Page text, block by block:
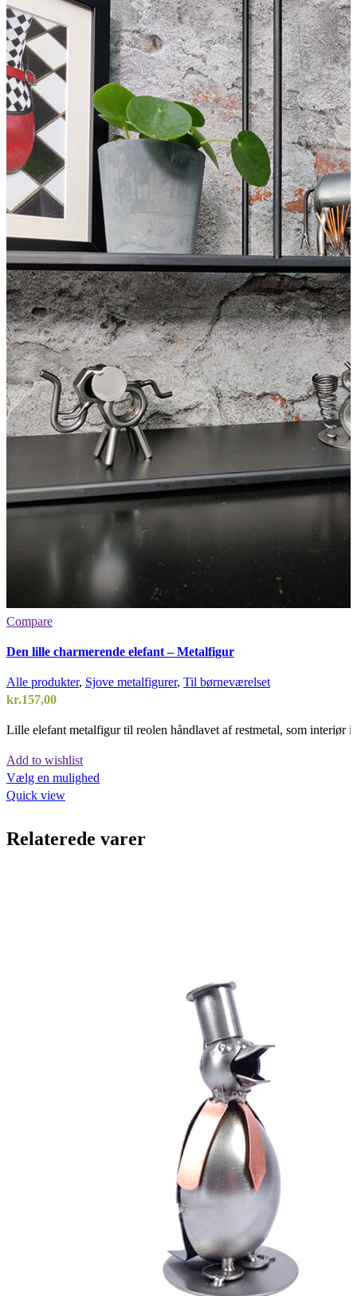
Compare
Den lille charmerende elefant – Metalfigur
Alle produkter, Sjove metalfigurer, Til børneværelset
kr.157,00
Lille elefant metalfigur til reolen håndlavet af restmetal, som interiør
Add to wishlist
Vælg en mulighed
Quick view
Relaterede varer